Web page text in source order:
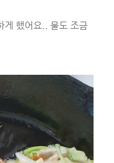
게 했어요.. 물도 조금